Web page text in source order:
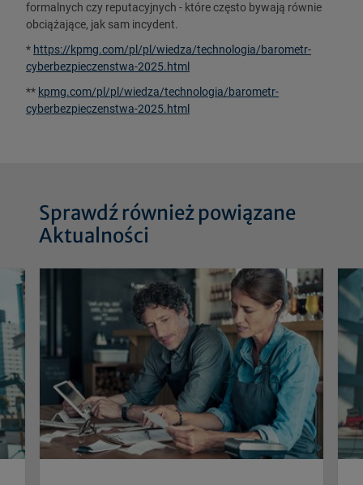
formalnych czy reputacyjnych - które często bywają równie
obciążające, jak sam incydent.
* https://kpmg.com/pl/pl/wiedza/technologia/barometr-
cyberbezpieczenstwa-2025.html
** kpmg.com/pl/pl/wiedza/technologia/barometr-
cyberbezpieczenstwa-2025.html
Sprawdź również powiązane
Aktualności